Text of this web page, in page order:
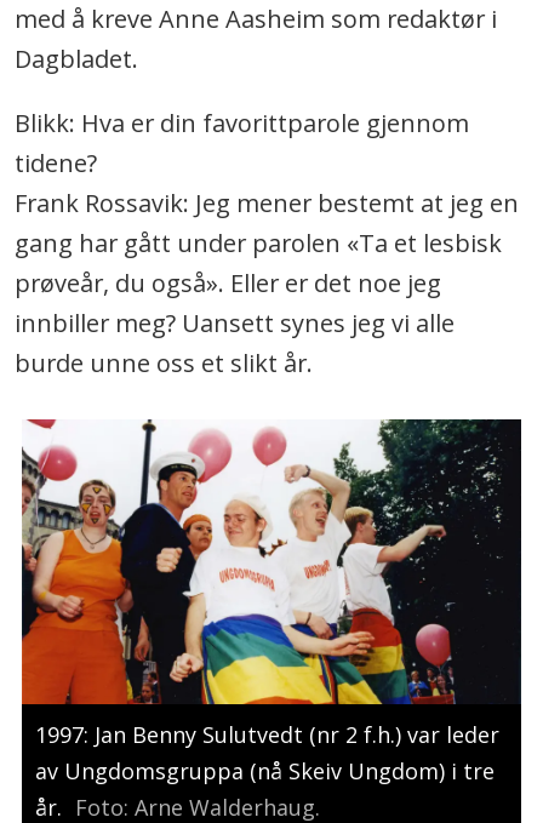
med å kreve Anne Aasheim som redaktør i
Dagbladet.
Blikk: Hva er din favorittparole gjennom
tidene?
Frank Rossavik: Jeg mener bestemt at jeg en
gang har gått under parolen «Ta et lesbisk
prøveår, du også». Eller er det noe jeg
innbiller meg? Uansett synes jeg vi alle
burde unne oss et slikt år.
1997: Jan Benny Sulutvedt (nr 2 f.h.) var leder
av Ungdomsgruppa (nå Skeiv Ungdom) i tre
år. Foto: Arne Walderhaug.